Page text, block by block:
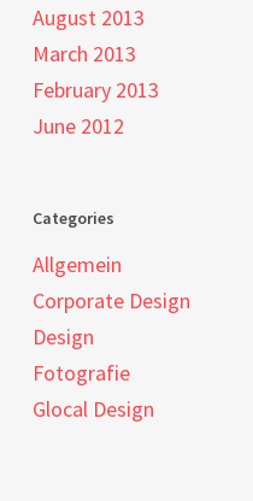
August 2013
March 2013
February 2013
June 2012
Categories
Allgemein
Corporate Design
Design
Fotografie
Glocal Design